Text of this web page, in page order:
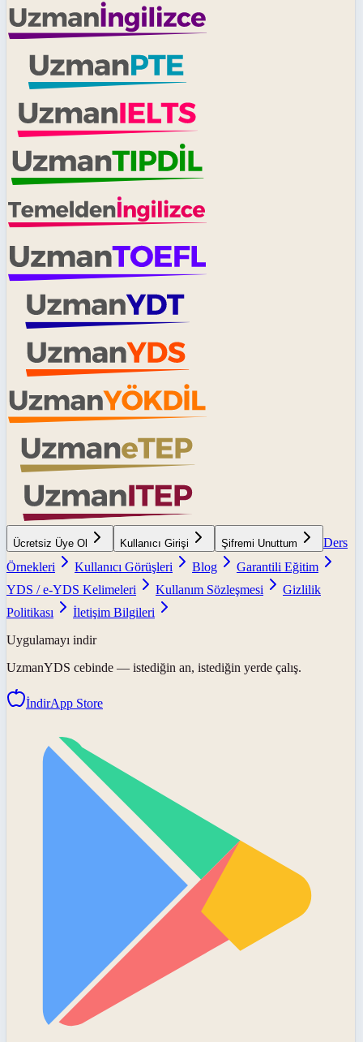
Ücretsiz Üye Ol Kullanıcı Girişi Şifremi Unuttum
Ders
Örnekleri
Kullanıcı Görüşleri Blog
Garantili Eğitim
YDS / e-YDS Kelimeleri
Kullanım Sözleşmesi
Gizlilik
Politikası
İletişim Bilgileri
Uygulamayı indir
UzmanYDS cebinde — istediğin an, istediğin yerde çalış.
İndirApp Store